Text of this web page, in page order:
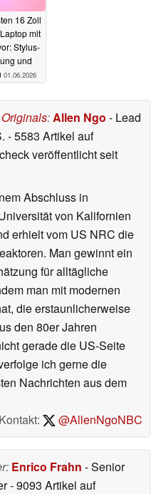
16 Zoll
mit
Stylus-
und
01.06.2026
Originals:Allen Ngo - Lead
- 5583 Artikel auf
veröffentlichtseit
Abschluss in
von Kalifornien
erhielt vom US NRC die
Man gewinnt ein
für alltägliche
man mit modernen
die erstaunlicherweise
den 80er Jahren
gerade die US-Seite
ich gerne die
Nachrichten aus dem
Kontakt:
@AllenNgoNBC
Enrico Frahn - Senior
- 9093 Artikel auf